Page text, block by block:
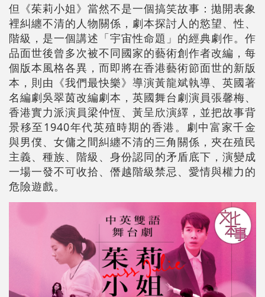
但《茱莉小姐》當然不是一個搞笑故事：拋開表象
裡糾纏不清的人物關係，劇本探討人的慾望、性、
階級，是一個講述「宇宙性命題」的經典劇作。作
品面世後曾多次被不同國家的藝術創作者改編，每
個版本風格各異，而即將在香港藝術節面世的新版
本，則由《我們最快樂》導演黃龍斌執導、英國著
名編劇吳翠茵改編劇本，英國舞台劇演員張馨梅、
香港實力派演員梁仲恆、黃呈欣演繹，並把故事背
景移至1940年代英殖時期的香港。劇中富家千金
與男僕、女傭之間糾纏不清的三角關係，夾在殖民
主義、種族、階級、身份認同的矛盾底下，演變成
一場一發不可收拾、僭越階級禁忌、愛情與權力的
危險遊戲。